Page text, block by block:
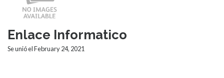
Enlace Informatico
Se unió el February 24, 2021